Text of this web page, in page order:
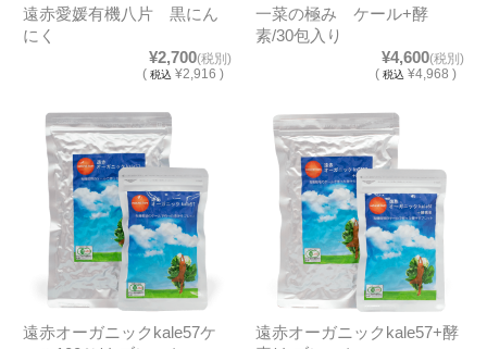
遠赤愛媛有機八片 黒にん
にく
¥2,700(税別)
(税込 ¥2,916 )
一菜の極み ケール+酵
素/30包入り
¥4,600(税別)
( 税込 ¥4,968 )
遠赤オーガニックkale57ケ
遠赤オーガニックkale57+酵